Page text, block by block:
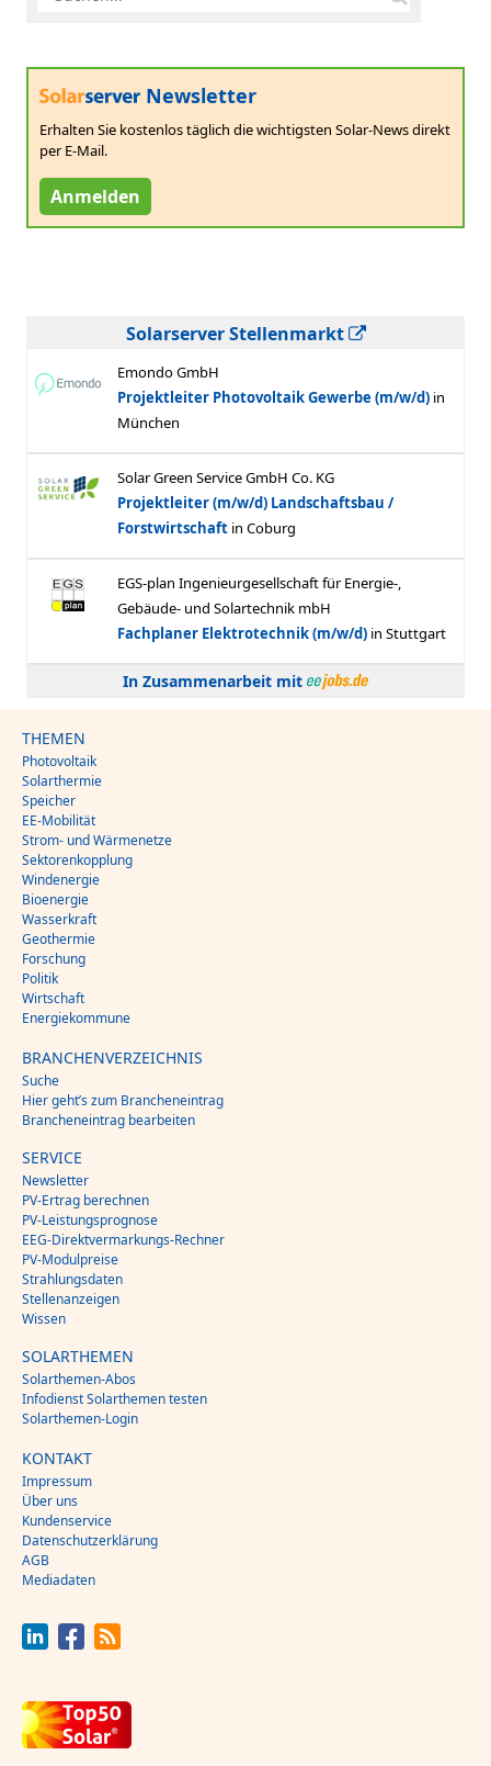
Newsletter
Erhalten Sie kostenlos täglich die wichtigsten Solar-News direkt
per E-Mail.
Anmelden
Solarserver Stellenmarkt
In Zusammenarbeit mit
THEMEN
Photovoltaik
Solarthermie
Speicher
EE-Mobilität
Strom- und Wärmenetze
Sektorenkopplung
Windenergie
Bioenergie
Wasserkraft
Geothermie
Forschung
Politik
Wirtschaft
Energiekommune
BRANCHENVERZEICHNIS
Suche
Hier geht’s zum Brancheneintrag
Brancheneintrag bearbeiten
SERVICE
Newsletter
PV-Ertrag berechnen
PV-Leistungsprognose
EEG-Direktvermarkungs-Rechner
PV-Modulpreise
Strahlungsdaten
Stellenanzeigen
Wissen
SOLARTHEMEN
Solarthemen-Abos
Infodienst Solarthemen testen
Solarthemen-Login
KONTAKT
Impressum
Über uns
Kundenservice
Datenschutzerklärung
AGB
Mediadaten